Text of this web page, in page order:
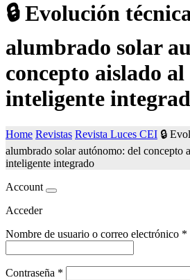
🔒​ Evolución
alumbrado solar
concepto aislado al
inteligente
Home Revistas Revista Luces CEI 🔒​
alumbrado solar autónomo: del concepto
inteligente integrado
Account
Acceder
Nombre de usuario o correo electrónico *
Contraseña *